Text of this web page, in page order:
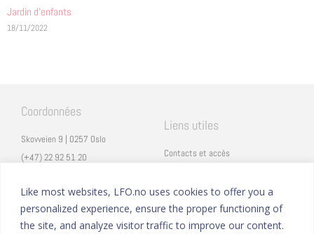
Like most websites, LFO.no uses cookies to offer you a
personalized experience, ensure the proper functioning of
the site, and analyze visitor traffic to improve our content.
Jardin d'enfants
18/11/2022
Coordonnées
Skovveien 9 | 0257 Oslo
(+47) 22 92 51 20
Vulkan 11 | 0178 Oslo
Liens utiles
Contacts et accès
Mentions légales
Eduka
ProNote